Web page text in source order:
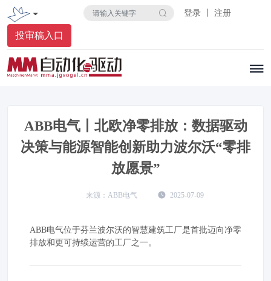
登录 丨 注册
投审稿入口
ABB电气丨北欧净零排放：数据驱动
决策与能源智能创新助力波尔沃“零排
放愿景”
ABB电气 2025-07-09
​ABB电气位于芬兰波尔沃的智慧建筑工厂是首批迈向净零
排放和更可持续运营的工厂之一。